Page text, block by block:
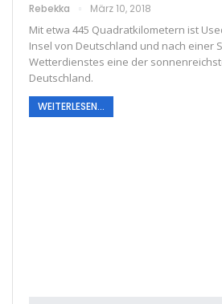
Rebekka März 10, 2018
Mit etwa 445 Quadratkilometern ist
Insel von Deutschland und nach einer
Wetterdienstes eine der
Deutschland.
WEITERLESEN...